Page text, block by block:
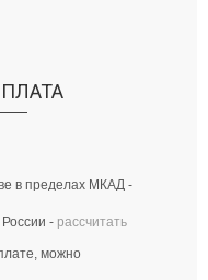
в пределах МКАД -
- расcчитать
можно